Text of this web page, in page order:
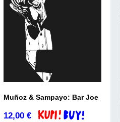
Muñoz & Sampayo: Bar Joe
12,00 € Dodaj v košarico